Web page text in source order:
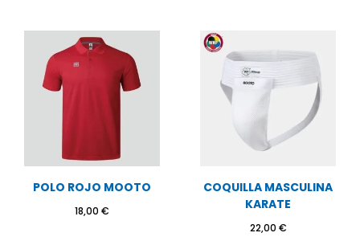
POLO ROJO MOOTO
18,00 €
COQUILLA MASCULINA
KARATE
22,00 €